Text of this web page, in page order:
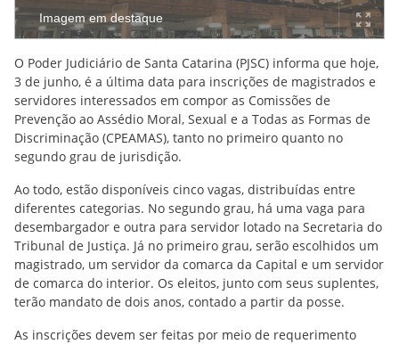
Imagem em destaque
O Poder Judiciário de Santa Catarina (PJSC) informa que hoje,
3 de junho, é a última data para inscrições de magistrados e
servidores interessados em compor as Comissões de
Prevenção ao Assédio Moral, Sexual e a Todas as Formas de
Discriminação (CPEAMAS), tanto no primeiro quanto no
segundo grau de jurisdição.
Ao todo, estão disponíveis cinco vagas, distribuídas entre
diferentes categorias. No segundo grau, há uma vaga para
desembargador e outra para servidor lotado na Secretaria do
Tribunal de Justiça. Já no primeiro grau, serão escolhidos um
magistrado, um servidor da comarca da Capital e um servidor
de comarca do interior. Os eleitos, junto com seus suplentes,
terão mandato de dois anos, contado a partir da posse.
As inscrições devem ser feitas por meio de requerimento